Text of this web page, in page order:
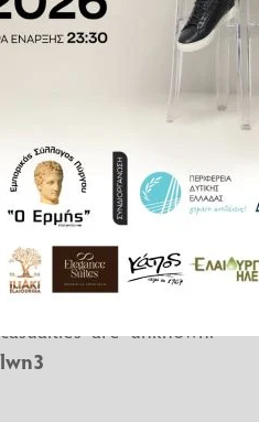
είναι άγνωστος.
να έχει ξεσπάσει φωτιά
to Guangzhou has just
a Boeing 737. Rescue
are unknown.